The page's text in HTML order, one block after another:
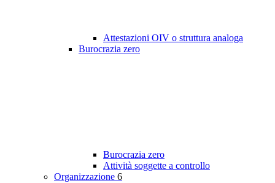
Attestazioni OIV o struttura analoga
Burocrazia zero
Burocrazia zero
Attività soggette a controllo
Organizzazione 6